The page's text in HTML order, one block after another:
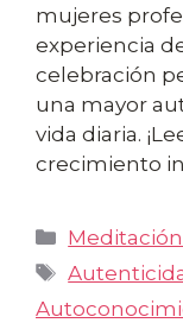
mujeres
experiencia
celebración
una mayor
vida diaria.
crecimiento
Categorías
Etiquetas